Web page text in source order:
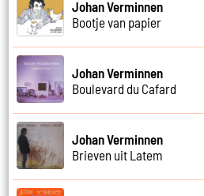
Johan Verminnen
Bootje van papier
Johan Verminnen
Boulevard du Cafard
Johan Verminnen
Brieven uit Latem